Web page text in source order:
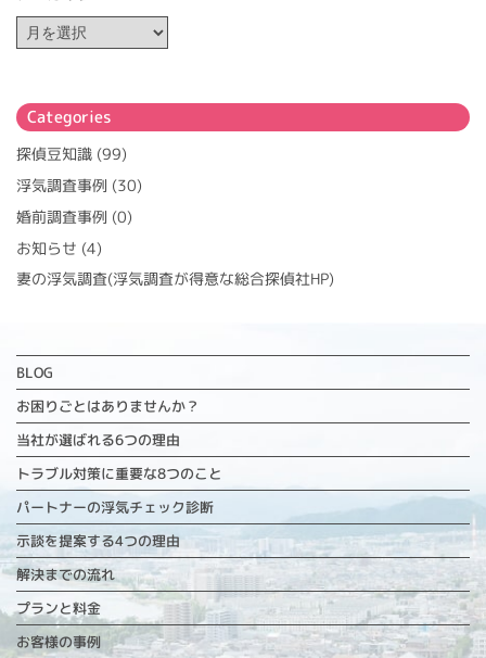
Categories
探偵豆知識 (99)
浮気調査事例 (30)
婚前調査事例 (0)
お知らせ (4)
妻の浮気調査(浮気調査が得意な総合探偵社HP)
BLOG
お困りごとはありませんか？
当社が選ばれる6つの理由
トラブル対策に重要な8つのこと
パートナーの浮気チェック診断
示談を提案する4つの理由
解決までの流れ
プランと料金
お客様の事例